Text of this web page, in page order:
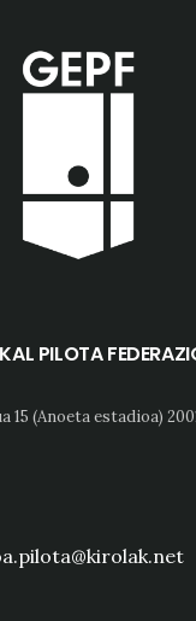
PILOTA
15 (Anoeta estadioa)